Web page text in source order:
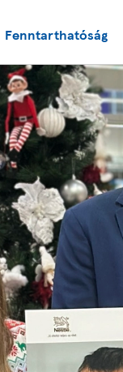
Fenntarthatóság